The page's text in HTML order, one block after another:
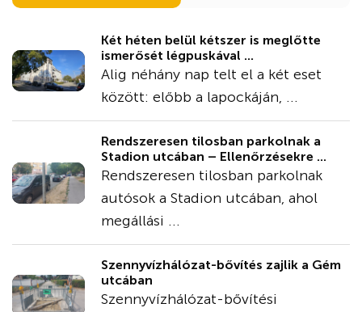
Két héten belül kétszer is meglőtte
ismerősét légpuskával ...
Alig néhány nap telt el a két eset
között: előbb a lapockáján, ...
Rendszeresen tilosban parkolnak a
Stadion utcában – Ellenőrzésekre ...
Rendszeresen tilosban parkolnak
autósok a Stadion utcában, ahol
megállási ...
Szennyvízhálózat-bővítés zajlik a Gém
utcában
Szennyvízhálózat-bővítési